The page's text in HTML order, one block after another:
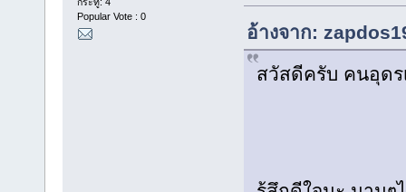
Popular Vote : 0
อ้างจาก:
สวัสดีครับ คนอุด